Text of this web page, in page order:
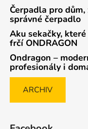
Čerpadla pro
správné čerpadlo
Aku sekačky,
frčí ONDRAGON
Ondragon –
profesionály i
ARCHIV